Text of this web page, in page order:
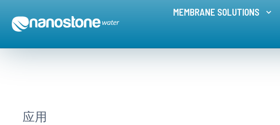
MEMBRANE SOLUTIONS
应用